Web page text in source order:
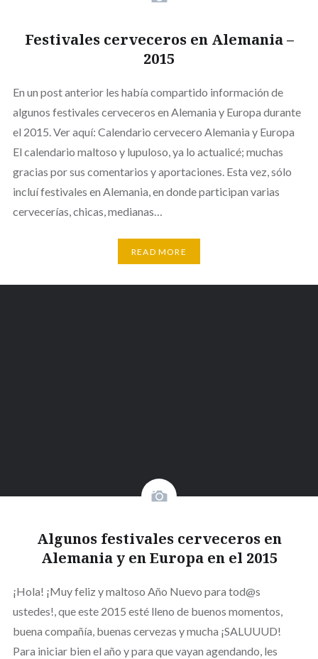
Festivales cerveceros en Alemania –
2015
En un post anterior les había compartido información de
algunos festivales cerveceros en Alemania y Europa durante
el 2015. Ver aquí: Calendario cervecero Alemania y Europa
El calendario maltoso y lupuloso, ya lo actualicé; muchas
gracias por sus comentarios y aportaciones. Esta vez, sólo
incluí festivales en Alemania, en donde participan varias
cervecerías, chicas, medianas…
READ MORE
Algunos festivales cerveceros en
Alemania y en Europa en el 2015
¡Hola! ¡Muy feliz y maltoso Año Nuevo para tod@s
ustedes!, que este 2015 esté lleno de buenos momentos,
buena compañía, buenas cervezas y mucha ¡SALUUUD!
Para iniciar bien el año y para que vayan agendando, les